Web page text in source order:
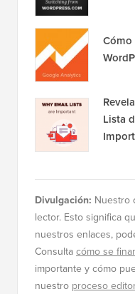
Lista
Divulgación: Nuestro
lector. Esto significa
nuestros enlaces,
Consultacómo se
importante y cómo
nuestro proceso